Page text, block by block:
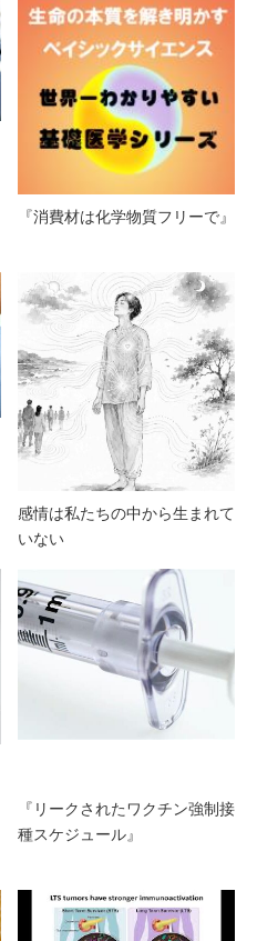
『消費材は化学物質フリーで』
感情は私たちの中から生まれて
いない
『リークされたワクチン強制接
種スケジュール』